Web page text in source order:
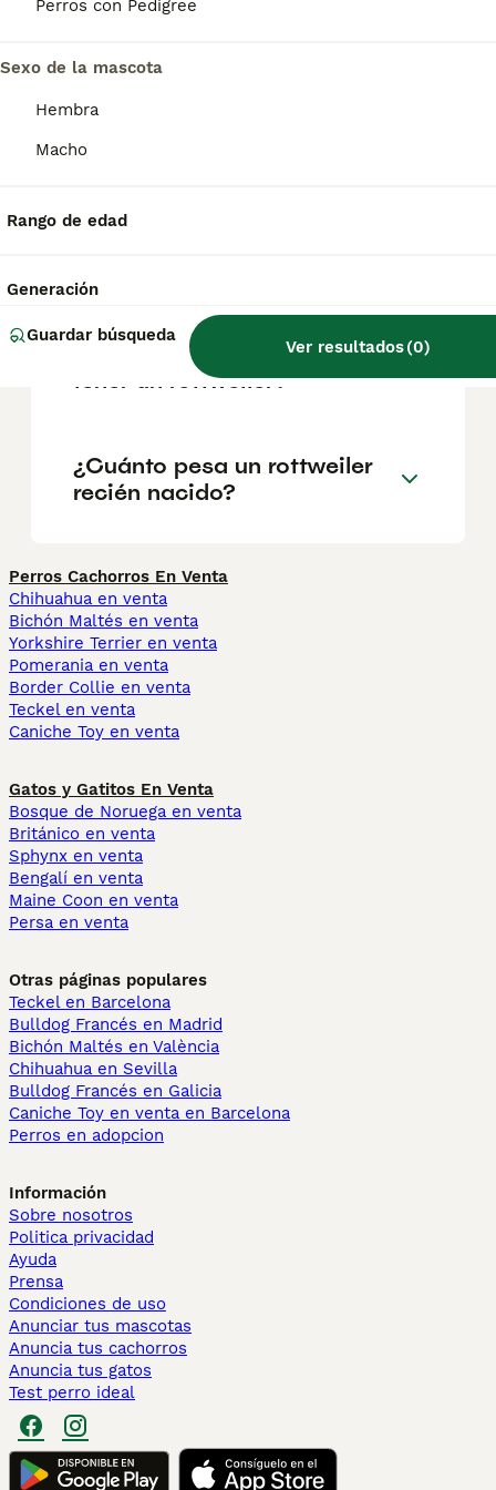
Perros con Pedigree
Sexo de la mascota
Hembra
Macho
Rango de edad
Generación
Guardar búsqueda
Ver resultados(0)
¿Cómo saber si un cachorro
¿Cómo educar a un
¿Cuáles son las ventajas de
tener un rottweiler?
¿Cuánto pesa un rottweiler
recién nacido?
Perros Cachorros En Venta
Chihuahua en venta
Bichón Maltés en venta
Yorkshire Terrier en venta
Pomerania en venta
Border Collie en venta
Teckel en venta
Caniche Toy en venta
Gatos y Gatitos En Venta
Bosque de Noruega en venta
Británico en venta
Sphynx en venta
Bengalí en venta
Maine Coon en venta
Persa en venta
Otras páginas populares
Teckel en Barcelona
Bulldog Francés en Madrid
Bichón Maltés en València
Chihuahua en Sevilla
Bulldog Francés en Galicia
Caniche Toy en venta en Barcelona
Perros en adopcion
Información
Sobre nosotros
Politica privacidad
Ayuda
Prensa
Condiciones de uso
Anunciar tus mascotas
Anuncia tus cachorros
Anuncia tus gatos
Test perro ideal